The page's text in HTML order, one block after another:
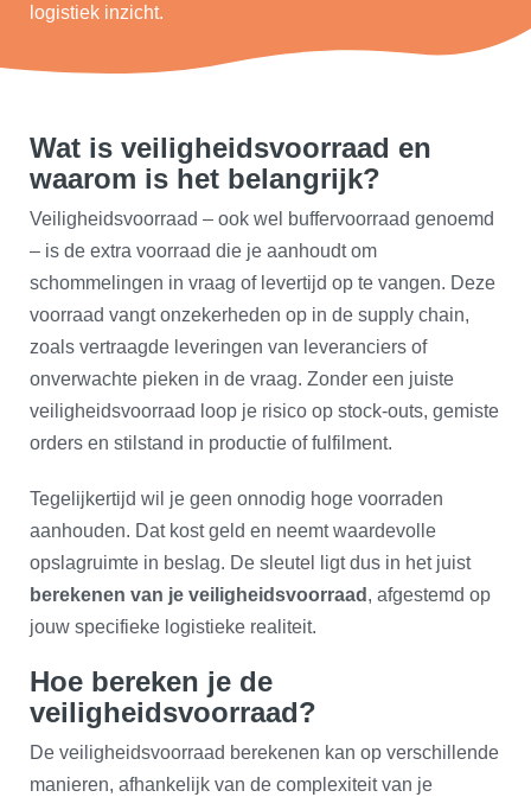
logistiek inzicht.
Wat is veiligheidsvoorraad en
waarom is het belangrijk?
Veiligheidsvoorraad – ook wel buffervoorraad genoemd
– is de extra voorraad die je aanhoudt om
schommelingen in vraag of levertijd op te vangen. Deze
voorraad vangt onzekerheden op in de supply chain,
zoals vertraagde leveringen van leveranciers of
onverwachte pieken in de vraag. Zonder een juiste
veiligheidsvoorraad loop je risico op stock-outs, gemiste
orders en stilstand in productie of fulfilment.
Tegelijkertijd wil je geen onnodig hoge voorraden
aanhouden. Dat kost geld en neemt waardevolle
opslagruimte in beslag. De sleutel ligt dus in het juist
berekenen van je veiligheidsvoorraad , afgestemd op
jouw specifieke logistieke realiteit.
Hoe bereken je de
veiligheidsvoorraad?
De veiligheidsvoorraad berekenen kan op verschillende
manieren, afhankelijk van de complexiteit van je